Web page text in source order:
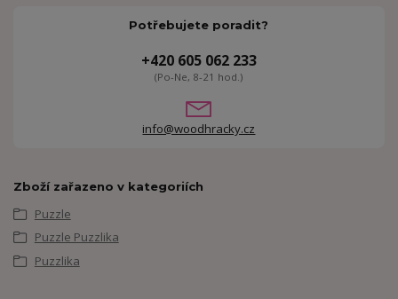
Potřebujete poradit?
+420 605 062 233
(Po-Ne, 8-21 hod.)
info@woodhracky.cz
Zboží zařazeno v kategoriích
Puzzle
Puzzle Puzzlika
Puzzlika